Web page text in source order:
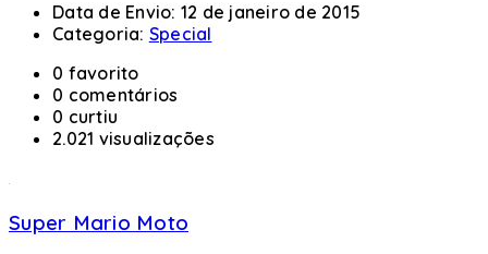
Data de Envio: 12 de janeiro de 2015
Categoria: Special
0 favorito
0 comentários
0 curtiu
2.021 visualizações
Super Mario Moto